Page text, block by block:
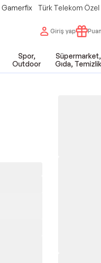
Gamerfix Türk Telekom Özel
Giriş yap
Spor,
Outdoor
Süpermarket,
Gıda, Temizlik